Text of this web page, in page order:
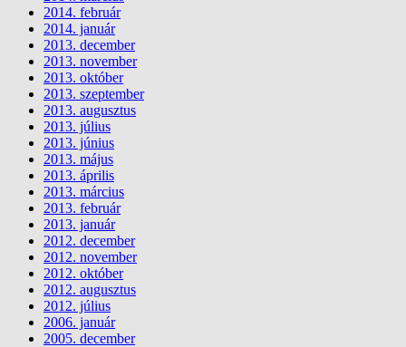
2014. február
2014. január
2013. december
2013. november
2013. október
2013. szeptember
2013. augusztus
2013. július
2013. június
2013. május
2013. április
2013. március
2013. február
2013. január
2012. december
2012. november
2012. október
2012. augusztus
2012. július
2006. január
2005. december